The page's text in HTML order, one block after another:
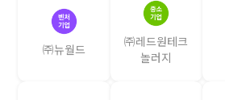
㈜뉴월드
㈜레드원테크
놀러지